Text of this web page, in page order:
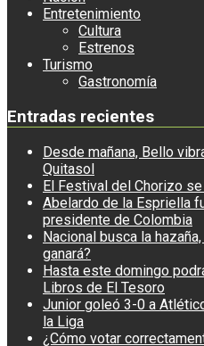
Entretenimiento
Cultura
Estrenos
Turismo
Gastronomía
Entradas recientes
Desde mañana, Bello
Quitasol
El Festival del Chorizo
Abelardo de la Espriella
presidente de Colombia
Nacional busca la
ganará?
Hasta este domingo
Libros de El Tesoro
Junior goleó 3-0 a
la Liga
¿Cómo votar